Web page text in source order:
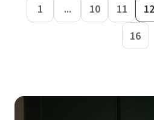
1 ... 10 11 12
16